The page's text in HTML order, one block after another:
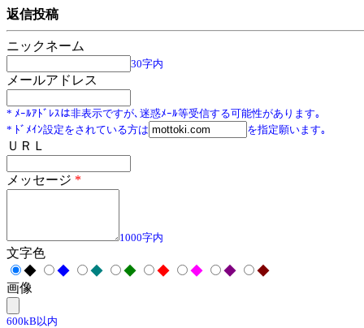
返信投稿
ニックネーム
30字内
メールアドレス
* ﾒｰﾙｱﾄﾞﾚｽは非表示ですが､迷惑ﾒｰﾙ等受信する可能性があります｡
* ﾄﾞﾒｲﾝ設定をされている方は
を指定願います｡
ＵＲＬ
メッセージ *
1000字内
文字色
◆
◆ ◆ ◆ ◆ ◆ ◆
◆
画像
600kB以内